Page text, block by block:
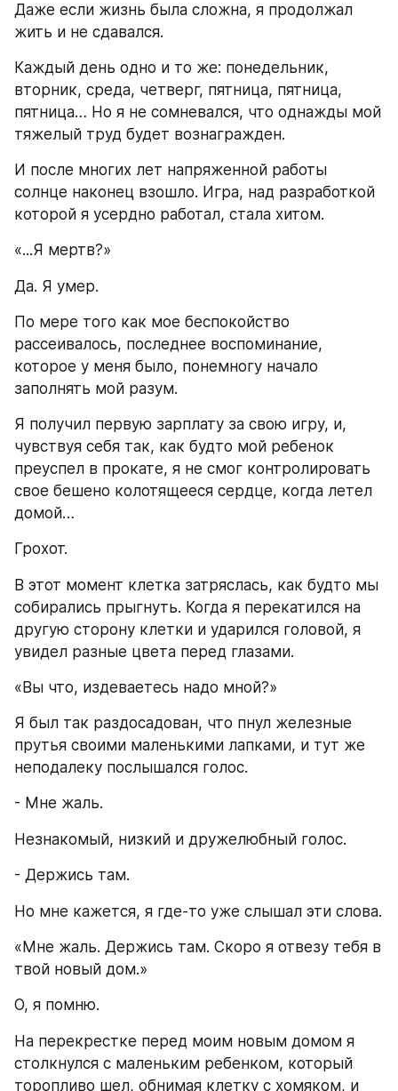
Даже если жизнь была сложна, я продолжал
жить и не сдавался.
Каждый день одно и то же: понедельник,
вторник, среда, четверг, пятница, пятница,
пятница… Но я не сомневался, что однажды мой
тяжелый труд будет вознагражден.
И после многих лет напряженной работы
солнце наконец взошло. Игра, над разработкой
которой я усердно работал, стала хитом.
«...Я мертв?»
Да. Я умер.
По мере того как мое беспокойство
рассеивалось, последнее воспоминание,
которое у меня было, понемногу начало
заполнять мой разум.
Я получил первую зарплату за свою игру, и,
чувствуя себя так, как будто мой ребенок
преуспел в прокате, я не смог контролировать
свое бешено колотящееся сердце, когда летел
домой…
Грохот.
В этот момент клетка затряслась, как будто мы
собирались прыгнуть. Когда я перекатился на
другую сторону клетки и ударился головой, я
увидел разные цвета перед глазами.
«Вы что, издеваетесь надо мной?»
Я был так раздосадован, что пнул железные
прутья своими маленькими лапками, и тут же
неподалеку послышался голос.
- Мне жаль.
Незнакомый, низкий и дружелюбный голос.
- Держись там.
Но мне кажется, я где-то уже слышал эти слова.
«Мне жаль. Держись там. Скоро я отвезу тебя в
твой новый дом.»
О, я помню.
На перекрестке перед моим новым домом я
столкнулся с маленьким ребенком, который
торопливо шел, обнимая клетку с хомяком, и